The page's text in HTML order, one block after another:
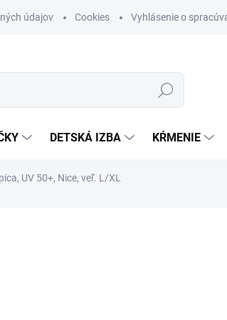
údajov Cookies Vyhlásenie o
Hľadať
DETSKÁ IZBA KŔMENIE
UV 50+, Nice, veľ. L/XL